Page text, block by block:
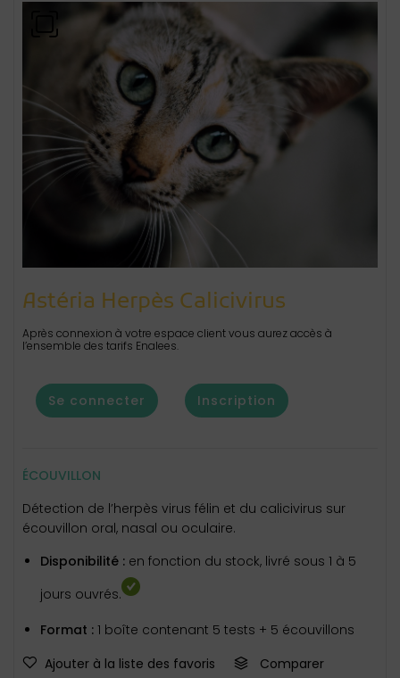
Astéria Herpès Calicivirus
Après connexion à votre espace client vous aurez accès à
l’ensemble des tarifs Enalees.
Se connecter Inscription
ÉCOUVILLON
Détection de l’herpès virus félin et du calicivirus sur
écouvillon oral, nasal ou oculaire.
Disponibilité : en fonction du stock, livré sous 1 à 5
jours ouvrés.
Format : 1 boîte contenant 5 tests + 5 écouvillons
Ajouter à la liste des favoris
Comparer